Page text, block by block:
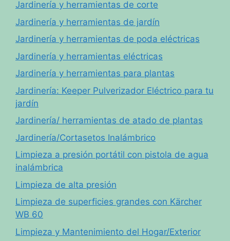
Jardinería y herramientas de corte
Jardinería y herramientas de jardín
Jardinería y herramientas de poda eléctricas
Jardinería y herramientas eléctricas
Jardinería y herramientas para plantas
Jardinería: Keeper Pulverizador Eléctrico para tu
jardín
Jardinería/ herramientas de atado de plantas
Jardinería/Cortasetos Inalámbrico
Limpieza a presión portátil con pistola de agua
inalámbrica
Limpieza de alta presión
Limpieza de superficies grandes con Kärcher
WB 60
Limpieza y Mantenimiento del Hogar/Exterior